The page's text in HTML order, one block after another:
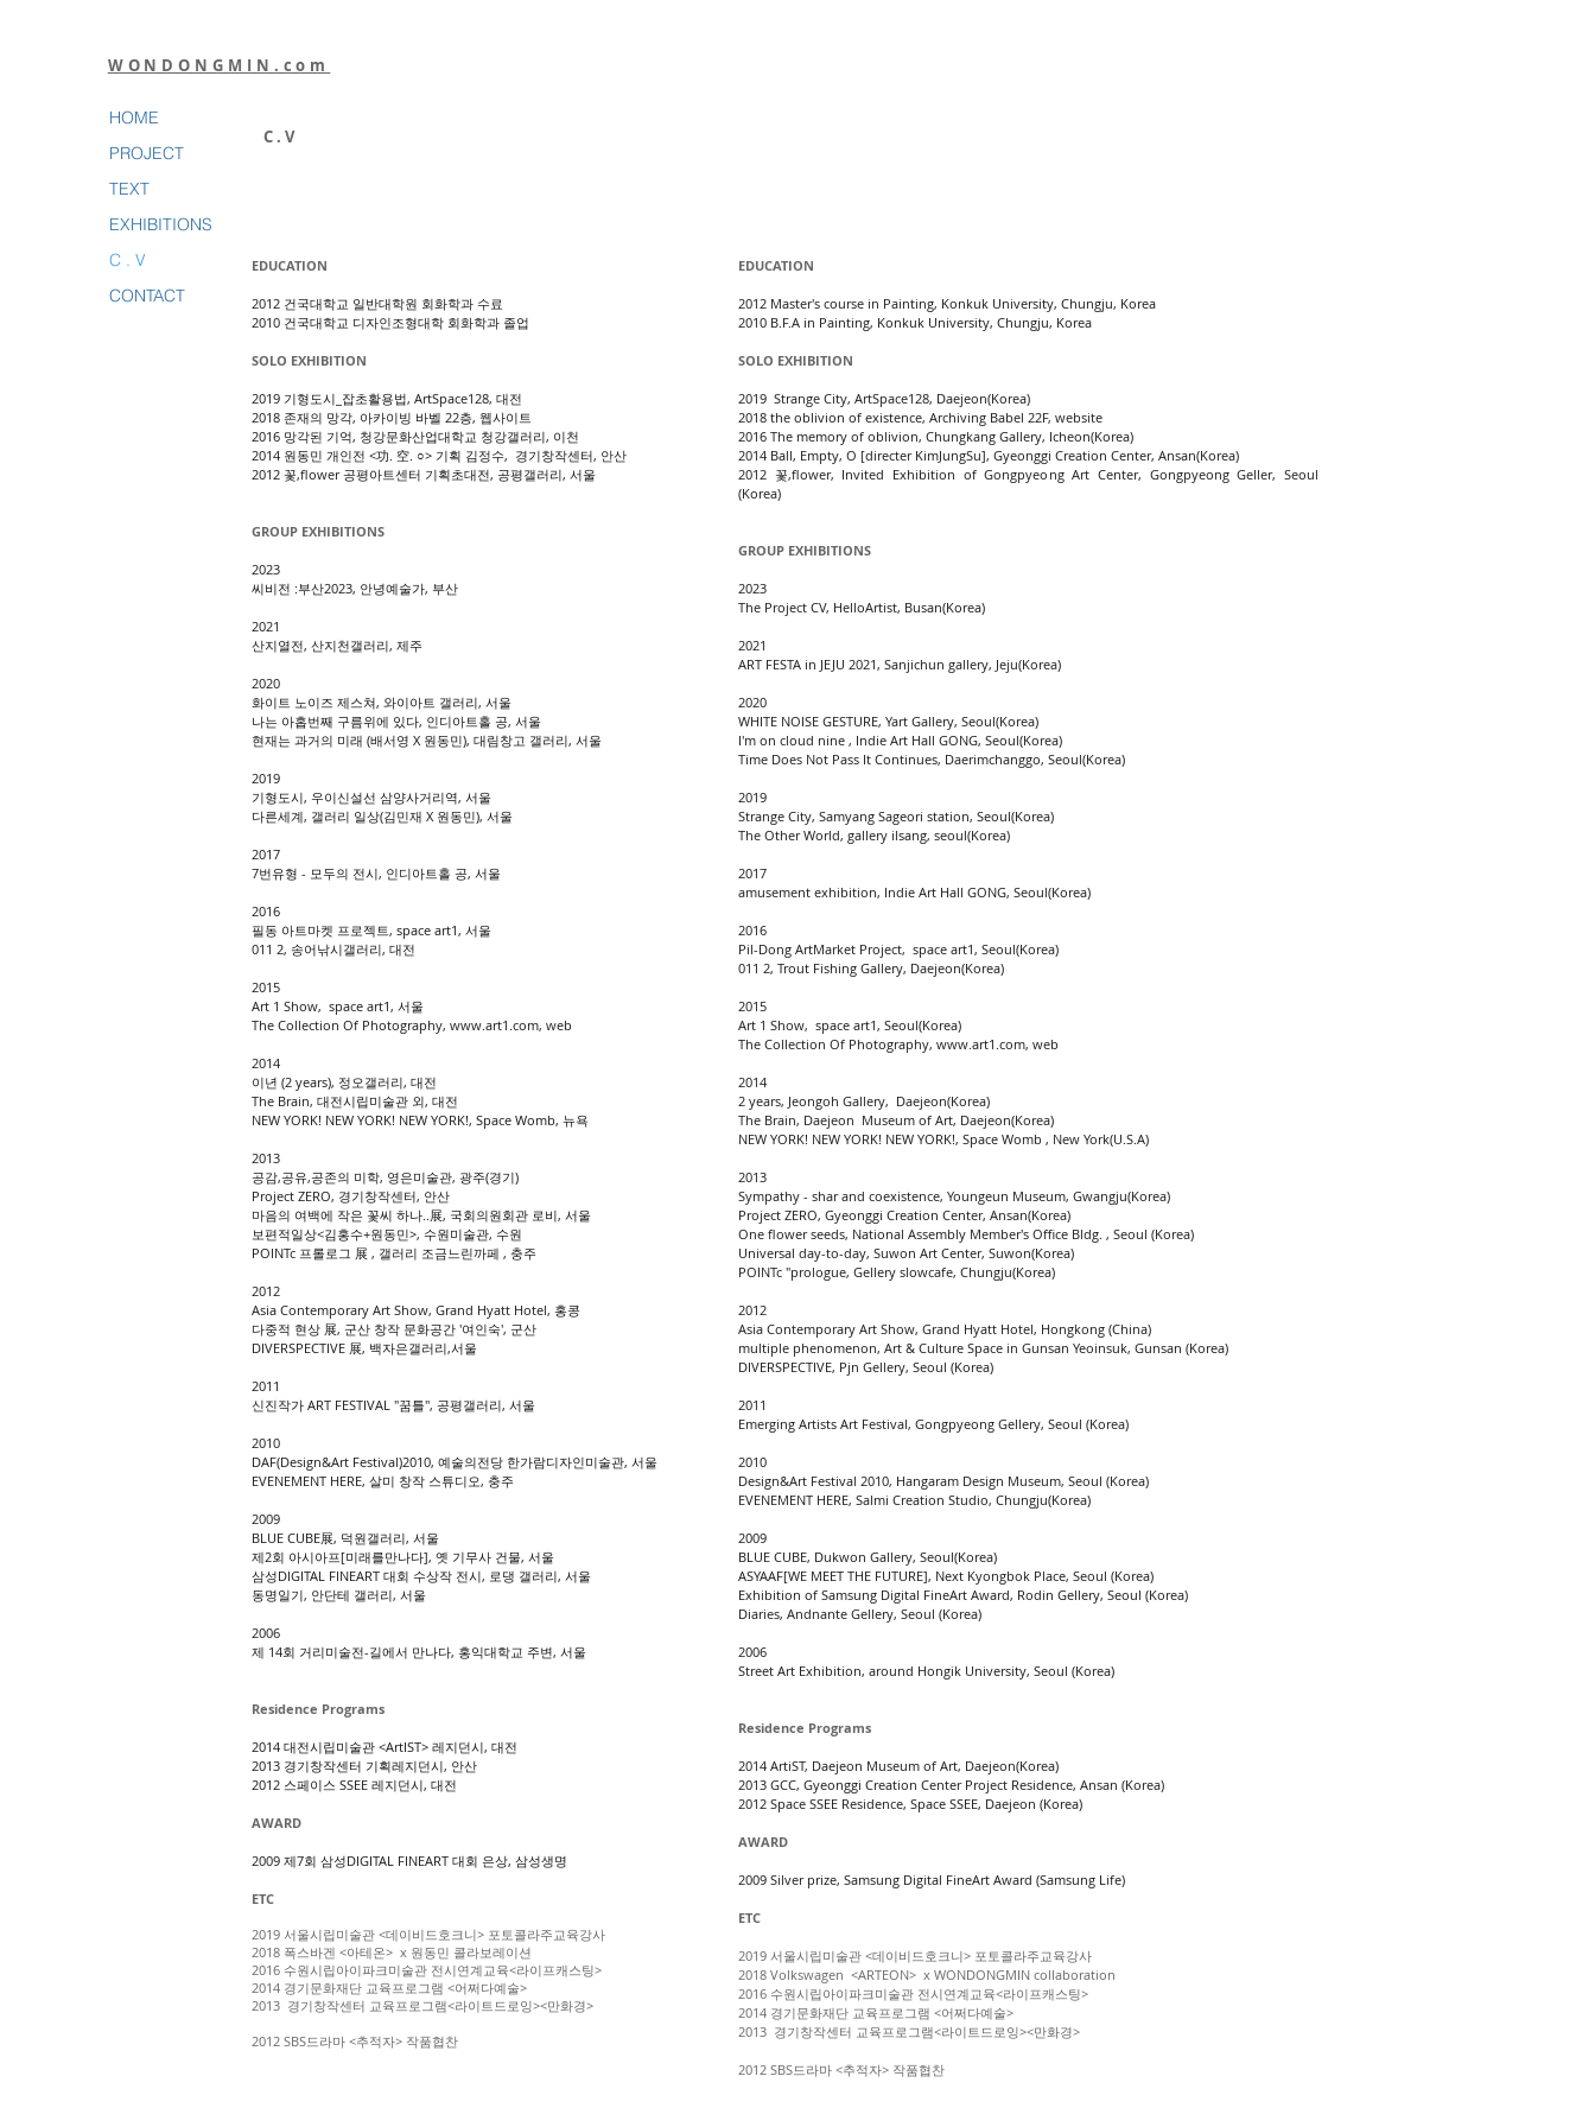
WONDONGMIN.com
HOME
PROJECT
TEXT
EXHIBITIONS
C . V
CONTACT
C . V
EDUCATION
2012 건국대학교 일반대학원 회화학과 수료
2010 건국대학교 디자인조형대학 회화학과 졸업
SOLO EXHIBITION
2019 기형도시_잡초활용법, ArtSpace128, 대전
2018 존재의 망각, 아카이빙 바벨 22층, 웹사이트
2016 망각된 기억, 청강문화산업대학교 청강갤러리, 이천
2014 원동민 개인전 <功. 空. ○> 기획 김정수, 경기창작센터, 안산
2012 꽃,flower 공평아트센터 기획초대전, 공평갤러리, 서울
GROUP EXHIBITIONS
2023
씨비전 :부산2023, 안녕예술가, 부산
2021
산지열전, 산지천갤러리, 제주
2020
​화이트 노이즈 제스쳐, 와이아트 갤러리, 서울
​나는 아홉번째 구름위에 있다, 인디아트홀 공, 서울
​현재는 과거의 미래 (배서영 X 원동민), 대림창고 갤러리, 서울
2019
기형도시, 우이신설선 삼양사거리역, 서울
다른세계, 갤러리 일상(김민재 X 원동민), 서울
2017
​7번유형 - 모두의 전시, 인디아트홀 공, 서울
2016
필동 아트마켓 프로젝트, space art1, 서울
011 2, 송어낚시갤러리, 대전
2015
Art 1 Show, space art1, 서울
The Collection Of Photography, www.art1.com, web
2014
이년 (2 years), 정오갤러리, 대전
The Brain, 대전시립미술관 외, 대전
NEW YORK! NEW YORK! NEW YORK!, Space Womb, 뉴욕
2013
공감,공유,공존의 미학, 영은미술관, 광주(경기)
Project ZERO, 경기창작센터, 안산
마음의 여백에 작은 꽃씨 하나..展, 국회의원회관 로비, 서울
보편적일상<김홍수+원동민>, 수원미술관, 수원
POINTc 프롤로그 展 , 갤러리 조금느린까페 , 충주
2012
Asia Contemporary Art Show, Grand Hyatt Hotel, 홍콩
다중적 현상 展, 군산 창작 문화공간 '여인숙', 군산
DIVERSPECTIVE 展, 백자은갤러리,서울
2011
신진작가 ART FESTIVAL "꿈틀", 공평갤러리, 서울
2010
DAF(Design&Art Festival)2010, 예술의전당 한가람디자인미술관, 서울
EVENEMENT HERE, 살미 창작 스튜디오, 충주
2009
BLUE CUBE展, 덕원갤러리, 서울
제2회 아시아프[미래를만나다], 옛 기무사 건물, 서울
삼성DIGITAL FINEART 대회 수상작 전시, 로댕 갤러리, 서울
동명일기, 안단테 갤러리, 서울
2006
​제 14회 거리미술전-길에서 만나다, 홍익대학교 주변, 서울
Residence Programs
2014 대전시립미술관 <ArtIST> 레지던시, 대전
2013 경기창작센터 기획레지던시, 안산
2012 스페이스 SSEE 레지던시, 대전
AWARD
2009 제7회 삼성DIGITAL FINEART 대회 은상, 삼성생명
ETC
2019 서울시립미술관 <데이비드호크니> 포토콜라주교육강사
2018 폭스바겐 <아테온> x 원동민 콜라보레이션
2016 수원시립아이파크미술관 전시연계교육<라이프캐스팅>
2014 경기문화재단 교육프로그램 <어쩌다예술>
2013 경기창작센터 교육프로그램<라이트드로잉><만화경>
2012 SBS드라마 <추적자> 작품협찬
EDUCATION
2012 Master's course in Painting, Konkuk University, Chungju, Korea
2010 B.F.A in Painting, Konkuk University, Chungju, Korea
SOLO EXHIBITION
2019 Strange City, ArtSpace128, Daejeon(Korea)
2018 the oblivion of existence, Archiving Babel 22F, website
2016 The memory of oblivion, Chungkang Gallery, Icheon(Korea)
2014 Ball, Empty, Ο [directer KimJungSu], Gyeonggi Creation Center, Ansan(Korea)
2012 꽃,flower, Invited Exhibition of Gongpyeong Art Center, Gongpyeong Geller, Seoul
(Korea)
GROUP EXHIBITIONS
2023
The Project CV, HelloArtist, Busan(Korea)
2021
ART FESTA in JEJU 2021, Sanjichun gallery, Jeju(Korea)
2020
WHITE NOISE GESTURE, Yart Gallery, Seoul(Korea)
I'm on cloud nine , Indie Art Hall GONG, Seoul(Korea)
Time Does Not Pass It Continues, Daerimchanggo, Seoul(Korea)
2019
Strange City, Samyang Sageori station, Seoul(Korea)
The Other World, gallery ilsang, seoul(Korea)
2017
amusement exhibition, Indie Art Hall GONG, Seoul(Korea)
2016
Pil-Dong ArtMarket Project, space art1, Seoul(Korea)
011 2, Trout Fishing Gallery, Daejeon(Korea)
2015
Art 1 Show, space art1, Seoul(Korea)
The Collection Of Photography, www.art1.com, web
2014
2 years, Jeongoh Gallery, Daejeon(Korea)
The Brain, Daejeon Museum of Art, Daejeon(Korea)
NEW YORK! NEW YORK! NEW YORK!, Space Womb , New York(U.S.A)
2013
Sympathy - shar and coexistence, Youngeun Museum, Gwangju(Korea)
Project ZERO, Gyeonggi Creation Center, Ansan(Korea)
One flower seeds, National Assembly Member's Office Bldg. , Seoul (Korea)
Universal day-to-day, Suwon Art Center, Suwon(Korea)
POINTc "prologue, Gellery slowcafe, Chungju(Korea)
2012
Asia Contemporary Art Show, Grand Hyatt Hotel, Hongkong (China)
multiple phenomenon, Art & Culture Space in Gunsan Yeoinsuk, Gunsan (Korea)
DIVERSPECTIVE, Pjn Gellery, Seoul (Korea)
2011
Emerging Artists Art Festival, Gongpyeong Gellery, Seoul (Korea)
2010
Design&Art Festival 2010, Hangaram Design Museum, Seoul (Korea)
EVENEMENT HERE, Salmi Creation Studio, Chungju(Korea)
2009
BLUE CUBE, Dukwon Gallery, Seoul(Korea)
ASYAAF[WE MEET THE FUTURE], Next Kyongbok Place, Seoul (Korea)
Exhibition of Samsung Digital FineArt Award, Rodin Gellery, Seoul (Korea)
Diaries, Andnante Gellery, Seoul (Korea)
2006
Street Art Exhibition, around Hongik University, Seoul (Korea)
Residence Programs
2014 ArtiST, Daejeon Museum of Art, Daejeon(Korea)
2013 GCC, Gyeonggi Creation Center Project Residence, Ansan (Korea)
2012 Space SSEE Residence, Space SSEE, Daejeon (Korea)
AWARD
2009 Silver prize, Samsung Digital FineArt Award (Samsung Life)
ETC
2019 서울시립미술관 <데이비드호크니> 포토콜라주교육강사
2018 Volkswagen <ARTEON> x WONDONGMIN collaboration
2016 수원시립아이파크미술관 전시연계교육<라이프캐스팅>
2014 경기문화재단 교육프로그램 <어쩌다예술>
2013 경기창작센터 교육프로그램<라이트드로잉><만화경>
2012 SBS드라마 <추적자> 작품협찬